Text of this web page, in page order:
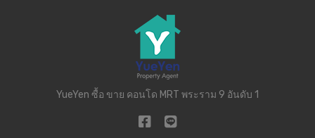
YueYen ซื้อ ขาย คอนโด MRT พระราม 9 อันดับ 1